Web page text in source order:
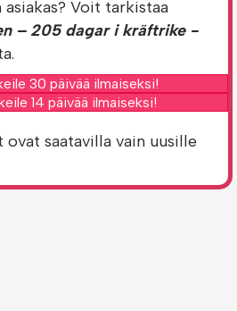
Voit tarkistaa
– 205 dagar i kräftrike -
30 päivää ilmaiseksi!
14 päivää ilmaiseksi!
saatavilla vain uusille